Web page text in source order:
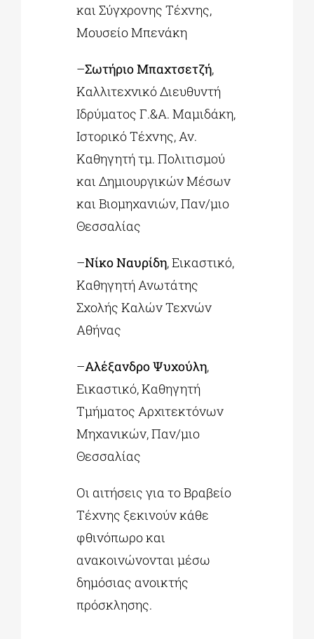
και Σύγχρονης Τέχνης,
Μουσείο Μπενάκη
–Σωτήριο Μπαχτσετζή,
Καλλιτεχνικό Διευθυντή
Ιδρύματος Γ.&Α. Μαμιδάκη,
Ιστορικό Τέχνης, Αν.
Καθηγητή τμ. Πολιτισμού
και Δημιουργικών Μέσων
και Βιομηχανιών, Παν/μιο
Θεσσαλίας
–Νίκο Ναυρίδη, Εικαστικό,
Καθηγητή Ανωτάτης
Σχολής Καλών Τεχνών
Αθήνας
–Αλέξανδρο Ψυχούλη,
Εικαστικό, Καθηγητή
Τμήματος Αρχιτεκτόνων
Μηχανικών, Παν/μιο
Θεσσαλίας
Οι αιτήσεις για το Βραβείο
Τέχνης ξεκινούν κάθε
φθινόπωρο και
ανακοινώνονται μέσω
δημόσιας ανοικτής
πρόσκλησης.